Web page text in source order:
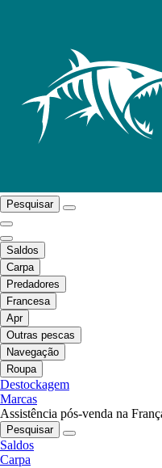
Pesquisar
Saldos
Carpa
Predadores
Francesa
Apr
Outras pescas
Navegação
Roupa
Destockagem
Marcas
Assistência pós-venda na
Pesquisar
Saldos
Carpa